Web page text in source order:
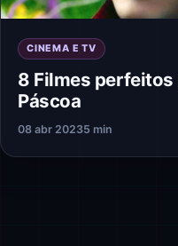
CINEMA E TV
8 Filmes
Páscoa
08 abr 20235 min